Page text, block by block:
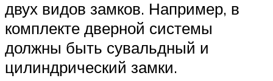
двух видов замков. Например, в
комплекте дверной системы
должны быть сувальдный и
цилиндрический замки.